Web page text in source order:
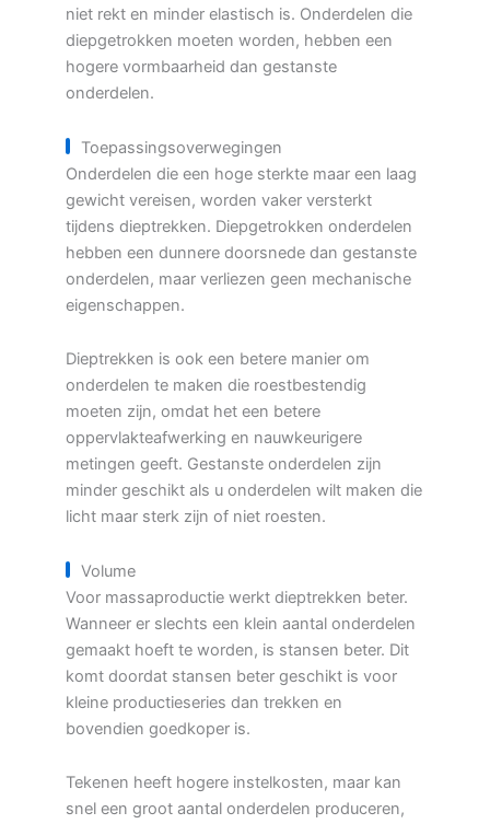
niet rekt en minder elastisch is. Onderdelen die
diepgetrokken moeten worden, hebben een
hogere vormbaarheid dan gestanste
onderdelen.
Toepassingsoverwegingen
Onderdelen die een hoge sterkte maar een laag
gewicht vereisen, worden vaker versterkt
tijdens dieptrekken. Diepgetrokken onderdelen
hebben een dunnere doorsnede dan gestanste
onderdelen, maar verliezen geen mechanische
eigenschappen.
Dieptrekken is ook een betere manier om
onderdelen te maken die roestbestendig
moeten zijn, omdat het een betere
oppervlakteafwerking en nauwkeurigere
metingen geeft. Gestanste onderdelen zijn
minder geschikt als u onderdelen wilt maken die
licht maar sterk zijn of niet roesten.
Volume
Voor massaproductie werkt dieptrekken beter.
Wanneer er slechts een klein aantal onderdelen
gemaakt hoeft te worden, is stansen beter. Dit
komt doordat stansen beter geschikt is voor
kleine productieseries dan trekken en
bovendien goedkoper is.
Tekenen heeft hogere instelkosten, maar kan
snel een groot aantal onderdelen produceren,